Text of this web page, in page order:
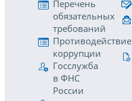
Перечень
обязательных
требований
Противодействие
коррупции
Госслужба
в ФНС
России